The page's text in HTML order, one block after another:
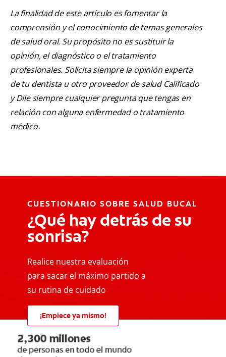
La finalidad de este artículo es fomentar la
comprensión y el conocimiento de temas generales
de salud oral. Su propósito no es sustituir la
opinión, el diagnóstico o el tratamiento
profesionales. Solicita siempre la opinión experta
de tu dentista u otro proveedor de salud Calificado
y Dile siempre cualquier pregunta que tengas en
relación con alguna enfermedad o tratamiento
médico.
CUESTIONARIO SOBRE SALUD BUCAL
¿Qué hay detrás de su
sonrisa?
Realice nuestra evaluación
para sacar el máximo partido a
su rutina de cuidado
¡Empiece ya mismo!